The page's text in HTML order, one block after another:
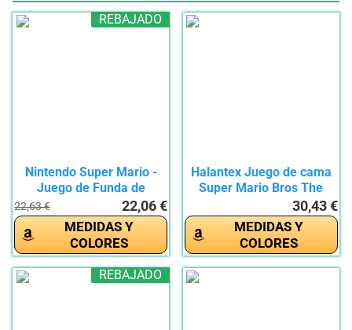
REBAJADO
Nintendo Super Mario -
Juego de Funda de
22,63 € 22,06 €
MEDIDAS Y
COLORES
Halantex Juego de cama
Super Mario Bros The
30,43 €
MEDIDAS Y
COLORES
REBAJADO